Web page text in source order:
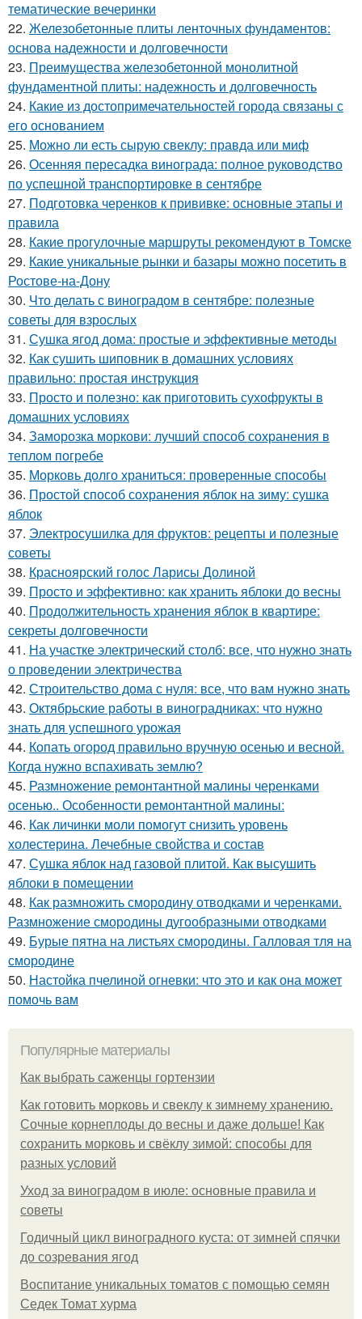
тематические вечеринки
22. Железобетонные плиты ленточных фундаментов:
основа надежности и долговечности
23. Преимущества железобетонной монолитной
фундаментной плиты: надежность и долговечность
24. Какие из достопримечательностей города связаны с
его основанием
25. Можно ли есть сырую свеклу: правда или миф
26. Осенняя пересадка винограда: полное руководство
по успешной транспортировке в сентябре
27. Подготовка черенков к прививке: основные этапы и
правила
28. Какие прогулочные маршруты рекомендуют в Томске
29. Какие уникальные рынки и базары можно посетить в
Ростове-на-Дону
30. Что делать с виноградом в сентябре: полезные
советы для взрослых
31. Сушка ягод дома: простые и эффективные методы
32. Как сушить шиповник в домашних условиях
правильно: простая инструкция
33. Просто и полезно: как приготовить сухофрукты в
домашних условиях
34. Заморозка моркови: лучший способ сохранения в
теплом погребе
35. Морковь долго храниться: проверенные способы
36. Простой способ сохранения яблок на зиму: сушка
яблок
37. Электросушилка для фруктов: рецепты и полезные
советы
38. Красноярский голос Ларисы Долиной
39. Просто и эффективно: как хранить яблоки до весны
40. Продолжительность хранения яблок в квартире:
секреты долговечности
41. На участке электрический столб: все, что нужно знать
о проведении электричества
42. Строительство дома с нуля: все, что вам нужно знать
43. Октябрьские работы в виноградниках: что нужно
знать для успешного урожая
44. Копать огород правильно вручную осенью и весной.
Когда нужно вспахивать землю?
45. Размножение ремонтантной малины черенками
осенью.. Особенности ремонтантной малины:
46. Как личинки моли помогут снизить уровень
холестерина. Лечебные свойства и состав
47. Сушка яблок над газовой плитой. Как высушить
яблоки в помещении
48. Как размножить смородину отводками и черенками.
Размножение смородины дугообразными отводками
49. Бурые пятна на листьях смородины. Галловая тля на
смородине
50. Настойка пчелиной огневки: что это и как она может
помочь вам
Популярные материалы
Как выбрать саженцы гортензии
Как готовить морковь и свеклу к зимнему хранению.
Сочные корнеплоды до весны и даже дольше! Как
сохранить морковь и свёклу зимой: способы для
разных условий
Уход за виноградом в июле: основные правила и
советы
Годичный цикл виноградного куста: от зимней спячки
до созревания ягод
Воспитание уникальных томатов с помощью семян
Седек Томат хурма